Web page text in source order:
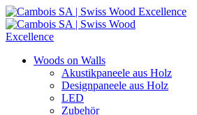
Woods on Walls
Akustikpaneele aus Holz
Designpaneele aus Holz
LED
Zubehör